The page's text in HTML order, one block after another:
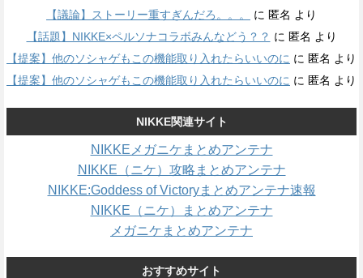
【議論】ストーリー重すぎんだろ。。。
に 匿名 より
【話題】NIKKE×ペルソナコラボみんなどう？？ に 匿名 より
【提案】他のソシャゲもこの機能取り入れたらいいのに に 匿名 より
【提案】他のソシャゲもこの機能取り入れたらいいのに に 匿名 より
NIKKE関連サイト
NIKKEメガニケまとめアンテナ
NIKKE（ニケ）攻略まとめアンテナ
NIKKE:Goddess of Victoryまとめアンテナ速報
NIKKE（ニケ）まとめアンテナ
メガニケまとめアンテナ
おすすめサイト